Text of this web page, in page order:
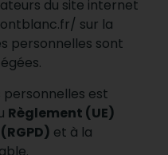
du site internet
sur la
personnelles sont
est
Règlement (UE)
et à la